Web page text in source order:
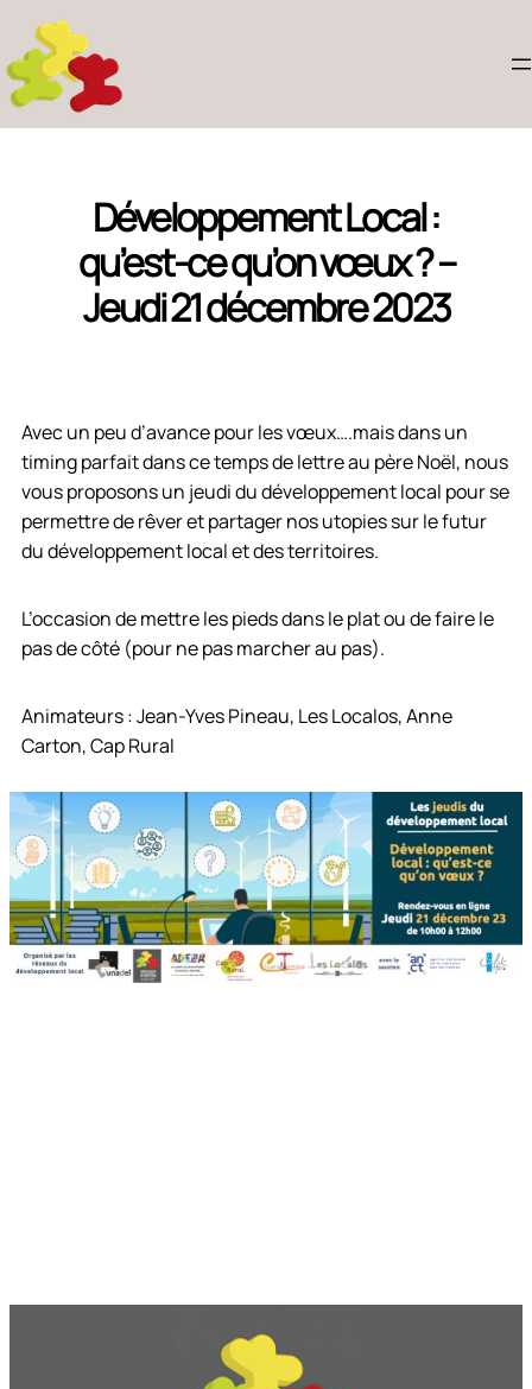
Développement Local :
qu’est-ce qu’on vœux ? –
Jeudi 21 décembre 2023
Avec un peu d’avance pour les vœux….mais dans un
timing parfait dans ce temps de lettre au père Noël, nous
vous proposons un jeudi du développement local pour se
permettre de rêver et partager nos utopies sur le futur
du développement local et des territoires.
L’occasion de mettre les pieds dans le plat ou de faire le
pas de côté (pour ne pas marcher au pas).
Animateurs : Jean-Yves Pineau, Les Localos, Anne
Carton, Cap Rural